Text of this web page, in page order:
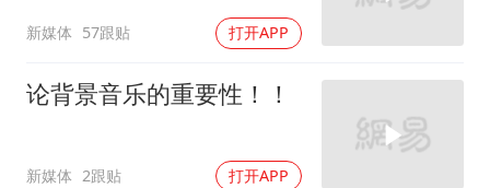
新媒体 57跟贴 打开APP
论背景音乐的重要性！！
新媒体 2跟贴 打开APP